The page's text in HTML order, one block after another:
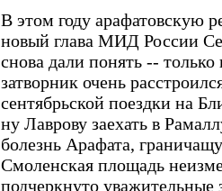
В этом году арафатовскую
новый глава МИД России
снова дали понять --
затворник очень
сентябрьской поездки на
ну Лаврову заехать в
болезнь Арафата,
Смоленская площадь
подчеркнуто уважительные